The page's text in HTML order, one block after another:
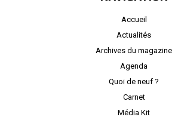
Accueil
Actualités
Archives du magazine
Agenda
Quoi de neuf ?
Carnet
Média Kit